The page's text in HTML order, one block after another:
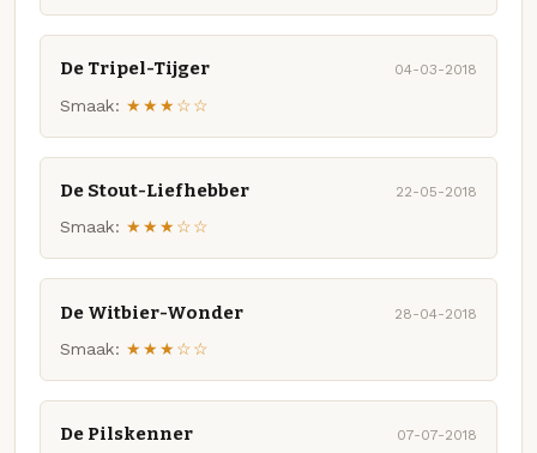
De Tripel-Tijger 04-03-2018
Smaak: ★★★☆☆
De Stout-Liefhebber 22-05-2018
Smaak: ★★★☆☆
De Witbier-Wonder 28-04-2018
Smaak: ★★★☆☆
De Pilskenner 07-07-2018